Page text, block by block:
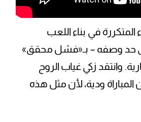
في بناء اللعب
حد وصفه – بـ«فشل محقق»
وانتقد زكي غياب الروح
المباراة ودية، لأن مثل هذه